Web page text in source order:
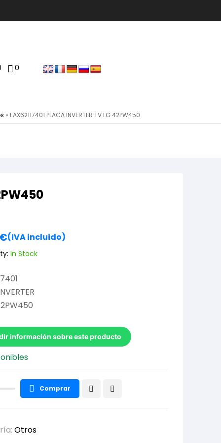
0
» EAX62117401 PLACA INVERTER TV LG 42PW450
€(IVA incluido)
In Stock
información sobre este producto
Comprar
Otros